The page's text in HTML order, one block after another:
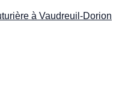
à Vaudreuil-Dorion